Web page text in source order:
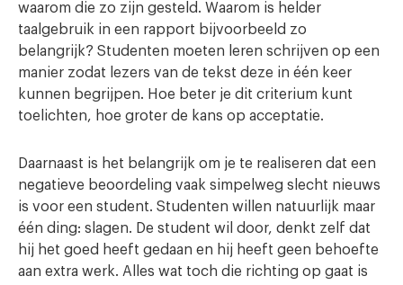
waarom die zo zijn gesteld. Waarom is helder
taalgebruik in een rapport bijvoorbeeld zo
belangrijk? Studenten moeten leren schrijven op een
manier zodat lezers van de tekst deze in één keer
kunnen begrijpen. Hoe beter je dit criterium kunt
toelichten, hoe groter de kans op acceptatie.
Daarnaast is het belangrijk om je te realiseren dat een
negatieve beoordeling vaak simpelweg slecht nieuws
is voor een student. Studenten willen natuurlijk maar
één ding: slagen. De student wil door, denkt zelf dat
hij het goed heeft gedaan en hij heeft geen behoefte
aan extra werk. Alles wat toch die richting op gaat is